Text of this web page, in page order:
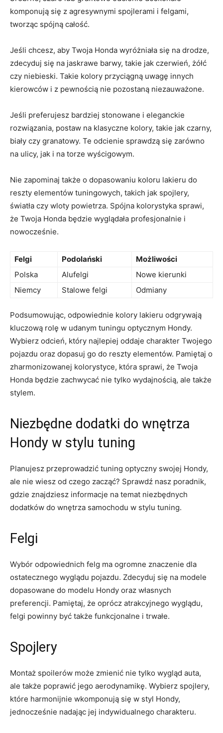
komponują się z agresywnymi spojlerami i felgami,
tworząc spójną ​całość.
Jeśli chcesz, aby ​Twoja Honda wyróżniała się na drodze,
zdecyduj​ się​ na ‍jaskrawe barwy, takie jak czerwień, żółć
czy niebieski. Takie​ kolory ⁢przyciągną uwagę innych
kierowców i z‍ pewnością nie pozostaną niezauważone.
Jeśli preferujesz‌ bardziej stonowane i⁤ eleganckie
rozwiązania, postaw na klasyczne kolory, takie jak czarny,
biały ⁢czy granatowy. Te odcienie sprawdzą ⁣się zarówno
na ulicy, jak i na ‌torze wyścigowym.
Nie zapominaj także ⁢o dopasowaniu koloru lakieru do ​
reszty elementów tuningowych, takich​ jak spojlery,
światła czy wloty powietrza. Spójna kolorystyka sprawi,
⁢że Twoja Honda będzie ​wyglądała profesjonalnie i
nowocześnie.
Felgi Podolański
Możliwości
Polska
Alufelgi
Nowe kierunki
Niemcy
Stalowe ‌felgi Odmiany
Podsumowując, odpowiednie kolory ⁣lakieru odgrywają
kluczową⁤ rolę⁣ w udanym ​tuningu optycznym Hondy.
Wybierz odcień, który ‍najlepiej oddaje charakter Twojego
pojazdu oraz⁣ dopasuj go do reszty elementów. Pamiętaj‌ o
zharmonizowanej ‌kolorystyce, która sprawi, że Twoja
⁣Honda będzie zachwycać nie tylko wydajnością, ale także
stylem.
Niezbędne dodatki ⁢do wnętrza
Hondy w stylu ‌tuning
Planujesz przeprowadzić ⁢tuning optyczny swojej Hondy,
ale nie wiesz od czego zacząć?⁢ Sprawdź nasz poradnik,
gdzie znajdziesz informacje⁤ na​ temat niezbędnych
dodatków do wnętrza samochodu w stylu tuning.
Felgi
Wybór odpowiednich⁢ felg ⁤ma ogromne znaczenie dla⁤
ostatecznego‍ wyglądu pojazdu. Zdecyduj się ‍na​ modele
dopasowane do modelu Hondy ⁢oraz własnych
preferencji. Pamiętaj, że⁤ oprócz atrakcyjnego wyglądu,
felgi powinny być także funkcjonalne i trwałe.
Spojlery
Montaż spoilerów może zmienić nie tylko⁤ wygląd auta,
ale‍ także poprawić jego aerodynamikę. ​Wybierz spojlery,
które harmonijnie wkomponują się w styl Hondy,
jednocześnie nadając jej indywidualnego charakteru.